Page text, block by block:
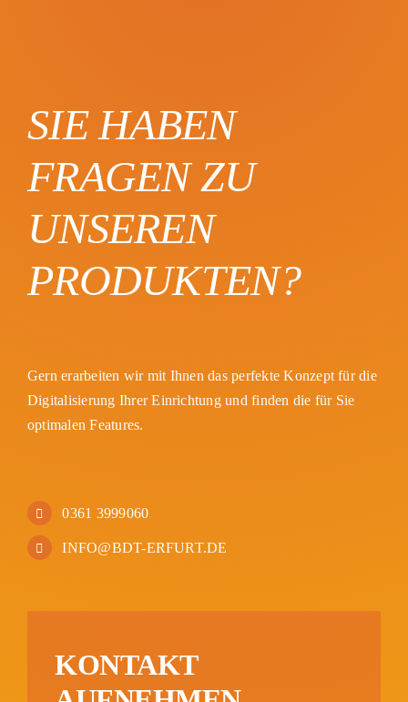
SIE HABEN
FRAGEN ZU
UNSEREN
PRODUKTEN?
Gern erarbeiten wir mit Ihnen das perfekte Konzept für die
Digitalisierung Ihrer Einrichtung und finden die für Sie
optimalen Features.
0361 3999060
INFO@BDT-ERFURT.DE
KONTAKT